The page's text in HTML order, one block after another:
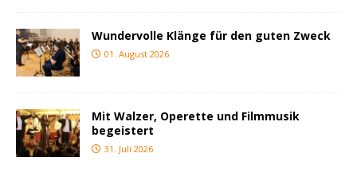
Wundervolle Klänge für den guten Zweck
01. August 2026
Mit Walzer, Operette und Filmmusik
begeistert
31. Juli 2026